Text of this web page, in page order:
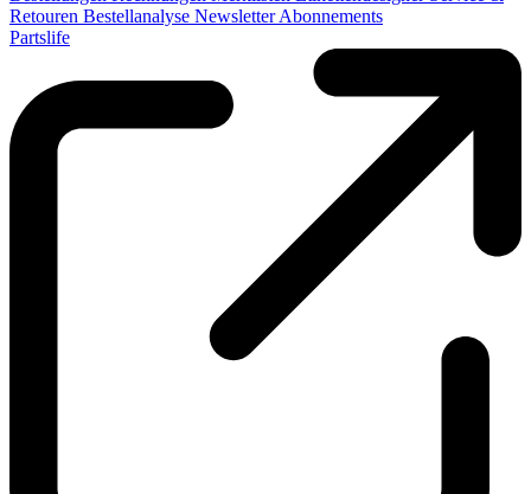
Retouren Bestellanalyse NewsletterAbonnements
Partslife